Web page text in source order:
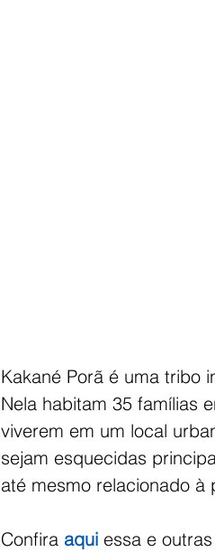
Kakané Porã é uma tribo
Nela habitam 35 famílias
viverem em um local
sejam esquecidas
até mesmo relacionado à
Confira aqui essa e